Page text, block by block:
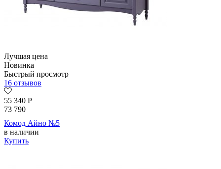
Лучшая цена
Новинка
Быстрый просмотр
16 отзывов
55 340 Р
73 790
Комод Айно №5
в наличии
Купить